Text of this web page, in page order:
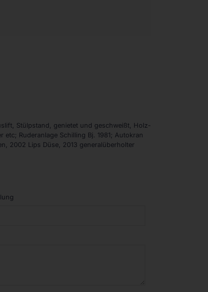
Stülpstand, genietet und geschweißt, Holz-
Ruderanlage Schilling Bj. 1981; Autokran
2002 Lips Düse, 2013 generalüberholter